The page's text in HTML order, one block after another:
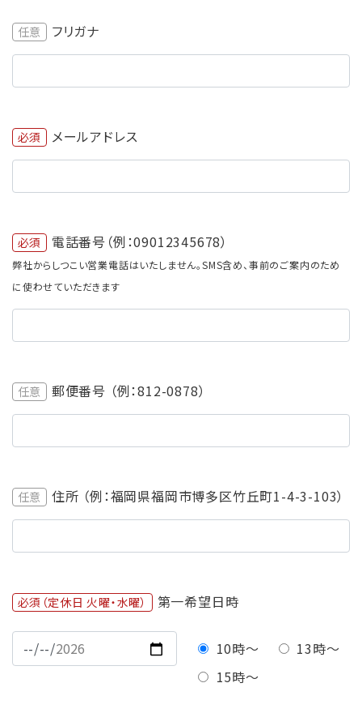
任意 フリガナ
必須 メールアドレス
必須 電話番号（例：09012345678）
弊社からしつこい営業電話はいたしません。SMS含め、事前のご案内のため
に使わせていただきます
任意 郵便番号 （例：812-0878）
任意 住所 （例：福岡県福岡市博多区竹丘町1-4-3-103）
必須（定休日 火曜・水曜） 第一希望日時
10時〜
13時〜
15時〜